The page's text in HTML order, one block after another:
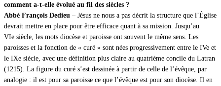
comment a-t-elle évolué au fil des siècles ?
Abbé François Dedieu – Jésus ne nous a pas décrit la structure que l’Église
devrait mettre en place pour être efficace quant à sa mission. Jusqu’au
VIe siècle, les mots diocèse et paroisse ont souvent le même sens. Les
paroisses et la fonction de « curé » sont nées progressivement entre le IVe et
le IXe siècle, avec une définition plus claire au quatrième concile du Latran
(1215). La figure du curé s’est dessinée à partir de celle de l’évêque, par
analogie : il est pour sa paroisse ce que l’évêque est pour son diocèse. Il en